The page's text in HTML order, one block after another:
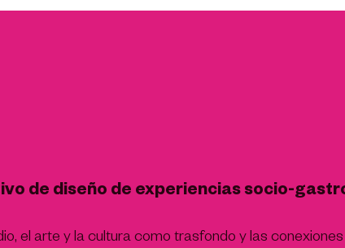
de diseño de experiencias socio-
el arte y la cultura como trasfondo y las